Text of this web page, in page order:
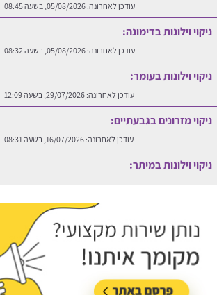
עודכן לאחרונה:05/08/2026, בשעה 08:45
ניקוי וילונות בדימונה:
עודכן לאחרונה:05/08/2026, בשעה 08:32
ניקוי וילונות בעומר:
עודכן לאחרונה:29/07/2026, בשעה 12:09
ניקוי מזרונים בגבעתיים:
עודכן לאחרונה:16/07/2026, בשעה 08:31
ניקוי וילונות במיתר: